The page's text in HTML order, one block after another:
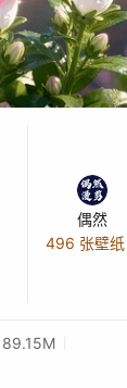
偶然
496 张壁纸
89.15M